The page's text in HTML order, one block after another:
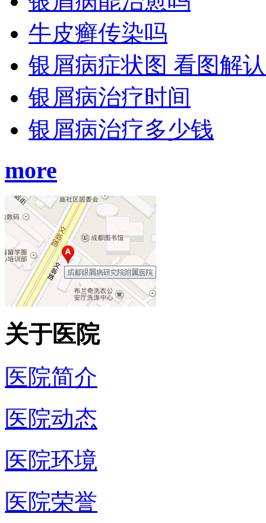
牛皮癣传染吗
银屑病症状图 看图解
银屑病治疗时间
银屑病治疗多少钱
more
关于医院
医院简介
医院动态
医院环境
医院荣誉